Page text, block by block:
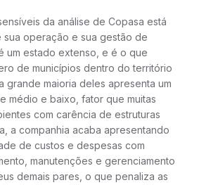
da análise de Copasa está
operação e sua gestão de
um estado extenso, e é o que
de municípios dentro do território
grande maioria deles apresenta um
médio e baixo, fator que muitas
com carência de estruturas
a companhia acaba apresentando
de custos e despesas com
manutenções e gerenciamento
demais pares, o que penaliza as